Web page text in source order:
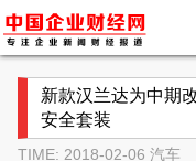
新款汉兰达为中期
安全套装
TIME: 2018-02-06 汽车